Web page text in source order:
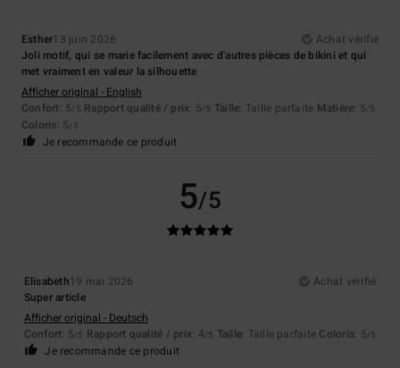
Esther13 juin 2026
Achat vérifié
Joli motif, qui se marie facilement avec d'autres pièces de bikini et qui
met vraiment en valeur la silhouette
Afficher original - English
Confort: 5/5 Rapport qualité / prix: 5/5 Taille: Taille parfaite Matière: 5/5
Coloris: 5/5
Je recommande ce produit
5/5
Elisabeth19 mai 2026
Achat vérifié
Super article
Afficher original - Deutsch
Confort: 5/5 Rapport qualité / prix: 4/5 Taille: Taille parfaite Coloris: 5/5
Je recommande ce produit